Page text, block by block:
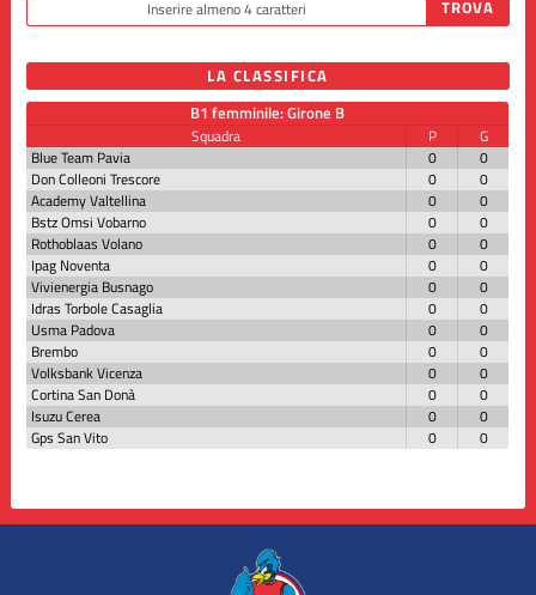
LA CLASSIFICA
B1 femminile: Girone B
Squadra P
G
Blue Team Pavia
0
0
Don Colleoni Trescore
0
0
Academy Valtellina
0
0
Bstz Omsi Vobarno
0
0
Rothoblaas Volano
0
0
Ipag Noventa
0
0
Vivienergia Busnago
0
0
Idras Torbole Casaglia
0
0
Usma Padova
0
0
Brembo
0
0
Volksbank Vicenza
0
0
Cortina San Donà
0
0
Isuzu Cerea
0
0
Gps San Vito
0 0